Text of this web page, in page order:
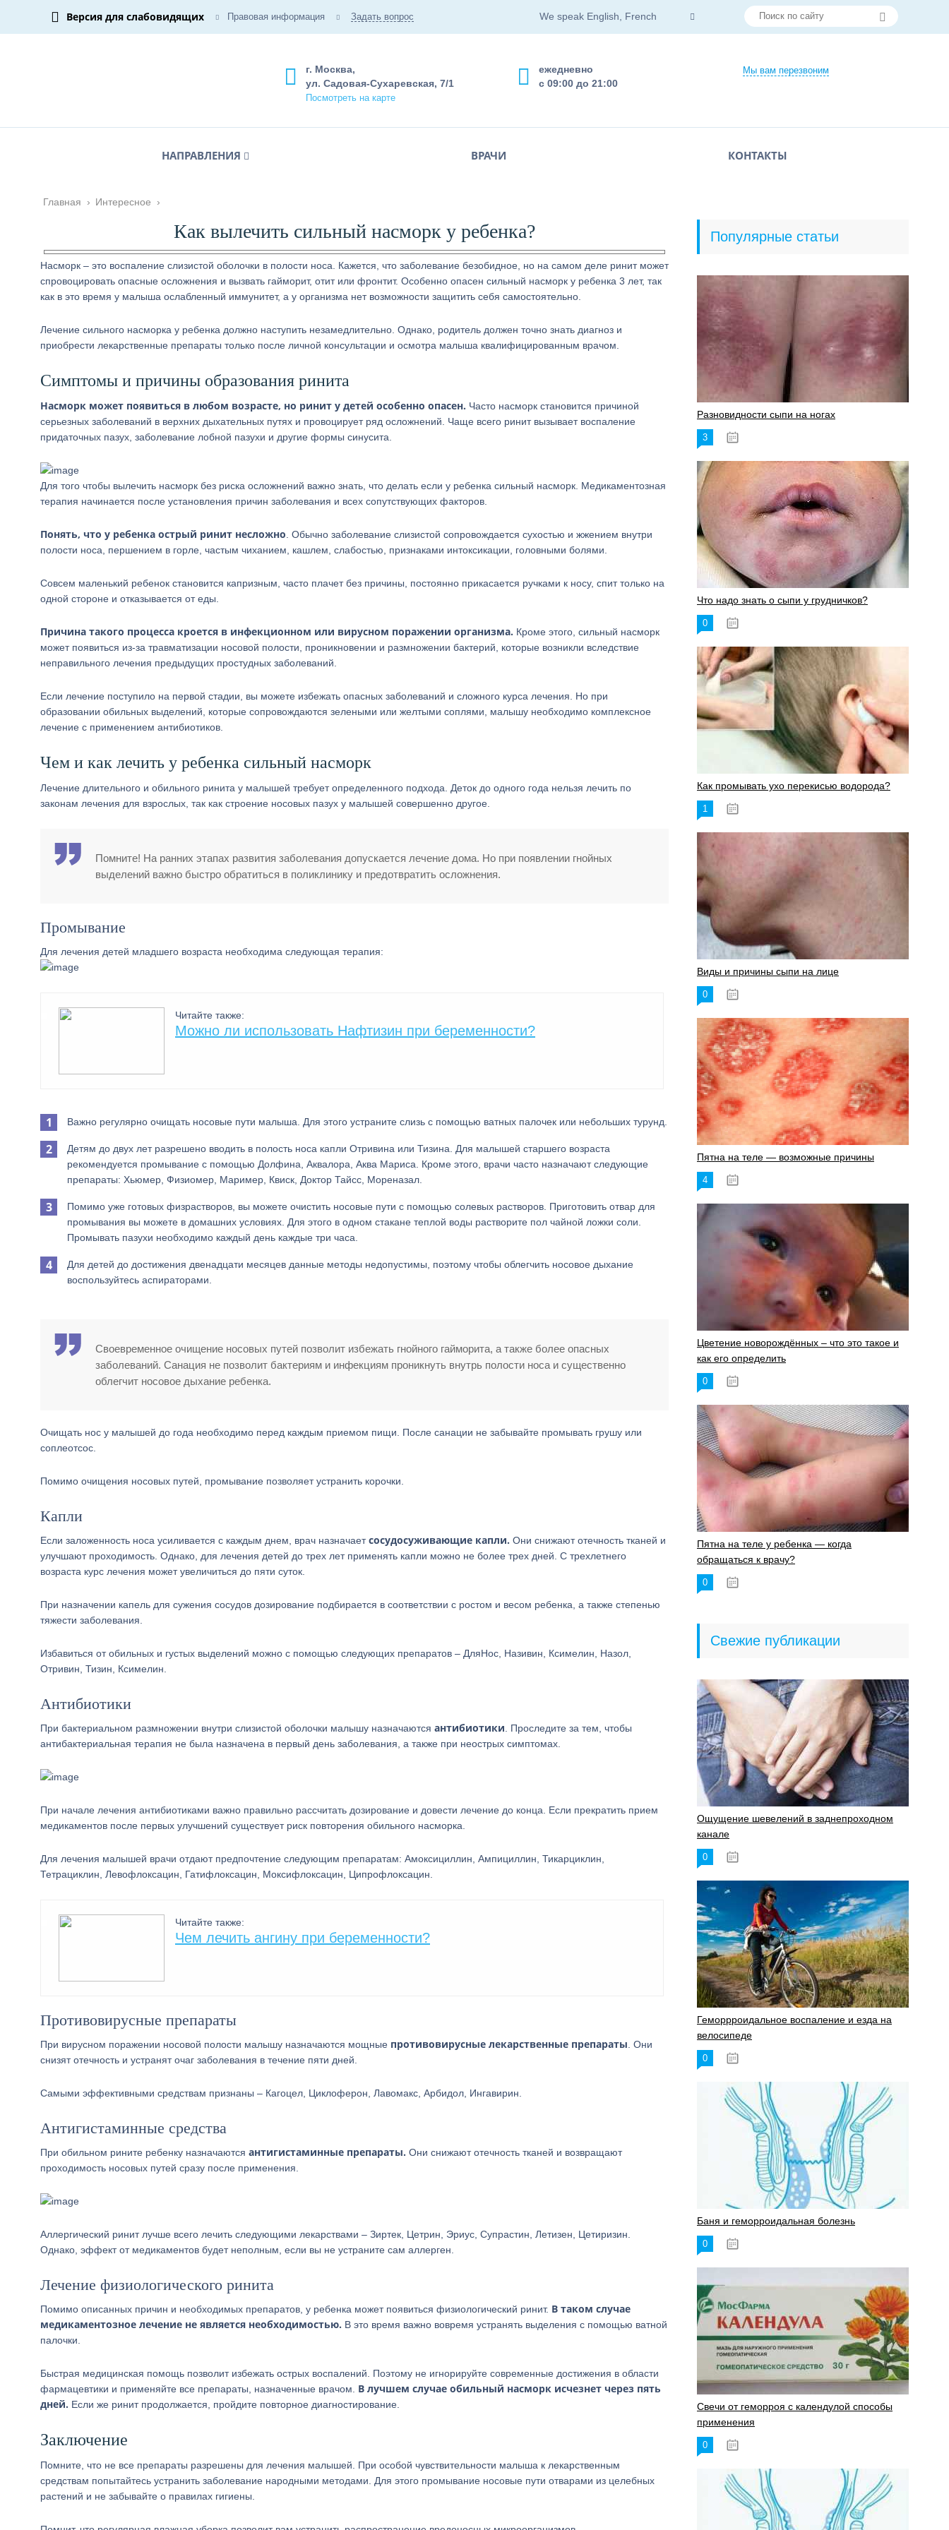
Версия для слабовидящих Правовая информация Задать вопрос We speak English, French
Мы вам перезвоним
ежедневно
с 09:00 до 21:00
г. Москва,
ул. Садовая-Сухаревская, 7/1
Посмотреть на карте
НАПРАВЛЕНИЯ ВРАЧИ КОНТАКТЫ
Главная › Интересное ›
Как вылечить сильный насморк у ребенка?
Насморк – это воспаление слизистой оболочки в полости носа. Кажется, что заболевание безобидное, но на самом деле ринит может
спровоцировать опасные осложнения и вызвать гайморит, отит или фронтит. Особенно опасен сильный насморк у ребенка 3 лет, так
как в это время у малыша ослабленный иммунитет, а у организма нет возможности защитить себя самостоятельно.
Лечение сильного насморка у ребенка должно наступить незамедлительно. Однако, родитель должен точно знать диагноз и
приобрести лекарственные препараты только после личной консультации и осмотра малыша квалифицированным врачом.
Симптомы и причины образования ринита
Насморк может появиться в любом возрасте, но ринит у детей особенно опасен. Часто насморк становится причиной
серьезных заболеваний в верхних дыхательных путях и провоцирует ряд осложнений. Чаще всего ринит вызывает воспаление
придаточных пазух, заболевание лобной пазухи и другие формы синусита.
Для того чтобы вылечить насморк без риска осложнений важно знать, что делать если у ребенка сильный насморк. Медикаментозная
терапия начинается после установления причин заболевания и всех сопутствующих факторов.
Понять, что у ребенка острый ринит несложно . Обычно заболевание слизистой сопровождается сухостью и жжением внутри
полости носа, першением в горле, частым чиханием, кашлем, слабостью, признаками интоксикации, головными болями.
Совсем маленький ребенок становится капризным, часто плачет без причины, постоянно прикасается ручками к носу, спит только на
одной стороне и отказывается от еды.
Причина такого процесса кроется в инфекционном или вирусном поражении организма. Кроме этого, сильный насморк
может появиться из-за травматизации носовой полости, проникновении и размножении бактерий, которые возникли вследствие
неправильного лечения предыдущих простудных заболеваний.
Если лечение поступило на первой стадии, вы можете избежать опасных заболеваний и сложного курса лечения. Но при
образовании обильных выделений, которые сопровождаются зелеными или желтыми соплями, малышу необходимо комплексное
лечение с применением антибиотиков.
Чем и как лечить у ребенка сильный насморк
Лечение длительного и обильного ринита у малышей требует определенного подхода. Деток до одного года нельзя лечить по
законам лечения для взрослых, так как строение носовых пазух у малышей совершенно другое.
Помните! На ранних этапах развития заболевания допускается лечение дома. Но при появлении гнойных
выделений важно быстро обратиться в поликлинику и предотвратить осложнения.
Промывание
Для лечения детей младшего возраста необходима следующая терапия:
Читайте также:
Можно ли использовать Нафтизин при беременности?
Важно регулярно очищать носовые пути малыша. Для этого устраните слизь с помощью ватных палочек или небольших турунд.
Детям до двух лет разрешено вводить в полость носа капли Отривина или Тизина. Для малышей старшего возраста
рекомендуется промывание с помощью Долфина, Аквалора, Аква Мариса. Кроме этого, врачи часто назначают следующие
препараты: Хьюмер, Физиомер, Маример, Квиск, Доктор Тайсс, Мореназал.
Помимо уже готовых физрастворов, вы можете очистить носовые пути с помощью солевых растворов. Приготовить отвар для
промывания вы можете в домашних условиях. Для этого в одном стакане теплой воды растворите пол чайной ложки соли.
Промывать пазухи необходимо каждый день каждые три часа.
Для детей до достижения двенадцати месяцев данные методы недопустимы, поэтому чтобы облегчить носовое дыхание
воспользуйтесь аспираторами.
Своевременное очищение носовых путей позволит избежать гнойного гайморита, а также более опасных
заболеваний. Санация не позволит бактериям и инфекциям проникнуть внутрь полости носа и существенно
облегчит носовое дыхание ребенка.
Очищать нос у малышей до года необходимо перед каждым приемом пищи. После санации не забывайте промывать грушу или
соплеотсос.
Помимо очищения носовых путей, промывание позволяет устранить корочки.
Капли
Если заложенность носа усиливается с каждым днем, врач назначаетсосудосуживающие капли. Они снижают отечность тканей и
улучшают проходимость. Однако, для лечения детей до трех лет применять капли можно не более трех дней. С трехлетнего
возраста курс лечения может увеличиться до пяти суток.
При назначении капель для сужения сосудов дозирование подбирается в соответствии с ростом и весом ребенка, а также степенью
тяжести заболевания.
Избавиться от обильных и густых выделений можно с помощью следующих препаратов – ДляНос, Називин, Ксимелин, Назол,
Отривин, Тизин, Ксимелин.
Антибиотики
При бактериальном размножении внутри слизистой оболочки малышу назначаются антибиотики . Проследите за тем, чтобы
антибактериальная терапия не была назначена в первый день заболевания, а также при неострых симптомах.
При начале лечения антибиотиками важно правильно рассчитать дозирование и довести лечение до конца. Если прекратить прием
медикаментов после первых улучшений существует риск повторения обильного насморка.
Для лечения малышей врачи отдают предпочтение следующим препаратам: Амоксициллин, Ампициллин, Тикарциклин,
Тетрациклин, Левофлоксацин, Гатифлоксацин, Моксифлоксацин, Ципрофлоксацин.
Читайте также:
Чем лечить ангину при беременности?
Противовирусные препараты
При вирусном поражении носовой полости малышу назначаются мощные противовирусные лекарственные препараты . Они
снизят отечность и устранят очаг заболевания в течение пяти дней.
Самыми эффективными средствам признаны – Кагоцел, Циклоферон, Лавомакс, Арбидол, Ингавирин.
Антигистаминные средства
При обильном рините ребенку назначаются антигистаминные препараты. Они снижают отечность тканей и возвращают
проходимость носовых путей сразу после применения.
Аллергический ринит лучше всего лечить следующими лекарствами – Зиртек, Цетрин, Эриус, Супрастин, Летизен, Цетиризин.
Однако, эффект от медикаментов будет неполным, если вы не устраните сам аллерген.
Лечение физиологического ринита
Помимо описанных причин и необходимых препаратов, у ребенка может появиться физиологический ринит. В таком случае
медикаментозное лечение не является необходимостью. В это время важно вовремя устранять выделения с помощью ватной
палочки.
Быстрая медицинская помощь позволит избежать острых воспалений. Поэтому не игнорируйте современные достижения в области
фармацевтики и применяйте все препараты, назначенные врачом. В лучшем случае обильный насморк исчезнет через пять
дней. Если же ринит продолжается, пройдите повторное диагностирование.
Заключение
Помните, что не все препараты разрешены для лечения малышей. При особой чувствительности малыша к лекарственным
средствам попытайтесь устранить заболевание народными методами. Для этого промывание носовые пути отварами из целебных
растений и не забывайте о правилах гигиены.
Популярные статьи
Разновидности сыпи на ногах
3
Что надо знать о сыпи у грудничков?
0
Как промывать ухо перекисью водорода?
1
Виды и причины сыпи на лице
0
Пятна на теле — возможные причины
4
Цветение новорождённых – что это такое и
как его определить
0
Пятна на теле у ребенка — когда
обращаться к врачу?
0
Свежие публикации
Ощущение шевелений в заднепроходном
канале
0
Геморрроидальное воспаление и езда на
велосипеде
0
Баня и геморроидальная болезнь
0
Свечи от геморроя с календулой способы
применения
0